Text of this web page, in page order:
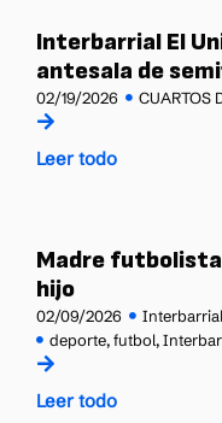
Interbarrial El
antesala de
02/19/2026 CUARTOS
Leer todo
Madre futbolista
hijo
02/09/2026
Interbarrial
deporte,futbol,
Leer todo